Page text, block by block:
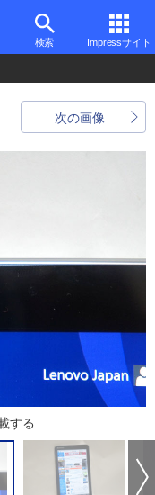
検索 Impressサイト
次の画像
する